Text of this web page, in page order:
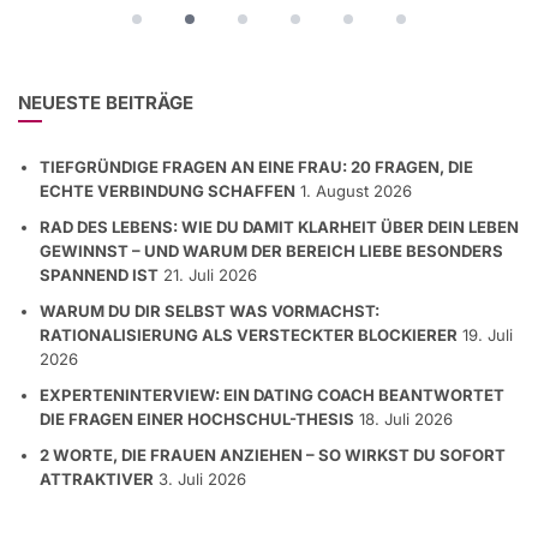
NEUESTE BEITRÄGE
TIEFGRÜNDIGE FRAGEN AN EINE FRAU: 20 FRAGEN, DIE
ECHTE VERBINDUNG SCHAFFEN 1. August 2026
RAD DES LEBENS: WIE DU DAMIT KLARHEIT ÜBER DEIN LEBEN
GEWINNST – UND WARUM DER BEREICH LIEBE BESONDERS
SPANNEND IST 21. Juli 2026
WARUM DU DIR SELBST WAS VORMACHST:
RATIONALISIERUNG ALS VERSTECKTER BLOCKIERER 19. Juli
2026
EXPERTENINTERVIEW: EIN DATING COACH BEANTWORTET
DIE FRAGEN EINER HOCHSCHUL-THESIS 18. Juli 2026
2 WORTE, DIE FRAUEN ANZIEHEN – SO WIRKST DU SOFORT
ATTRAKTIVER 3. Juli 2026